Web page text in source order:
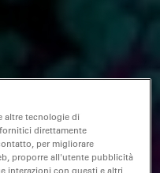
altre tecnologie di
direttamente
per migliorare
proporre all'utente pubblicità
interazioni con questi e altri